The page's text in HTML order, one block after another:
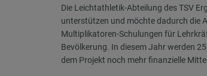
Die Leichtathletik-Abteilung des TSV
unterstützen und möchte dadurch die
Multiplikatoren-Schulungen für
Bevölkerung. In diesem Jahr werden
dem Projekt noch mehr finanzielle